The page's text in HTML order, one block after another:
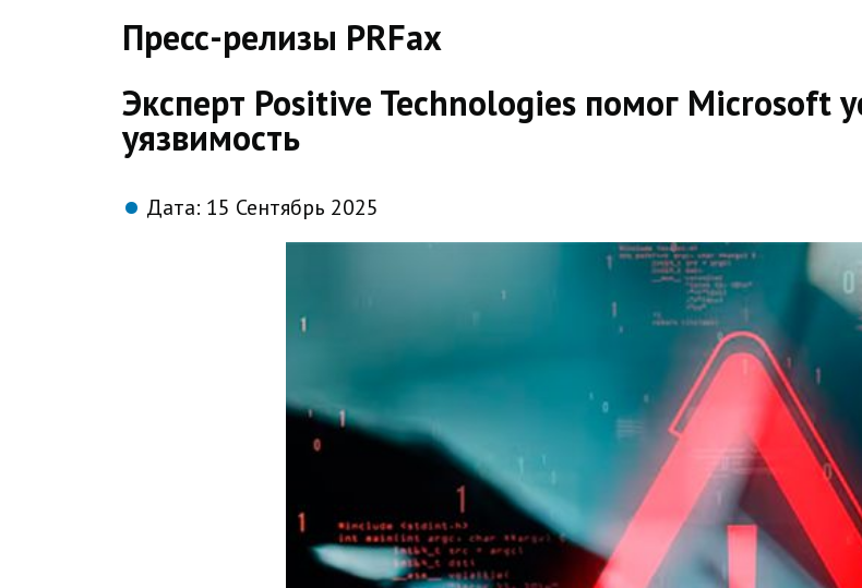
Пресс-релизы PRFax
Эксперт Positive Technologies помог Microsoft
уязвимость
Дата: 15 Сентябрь 2025